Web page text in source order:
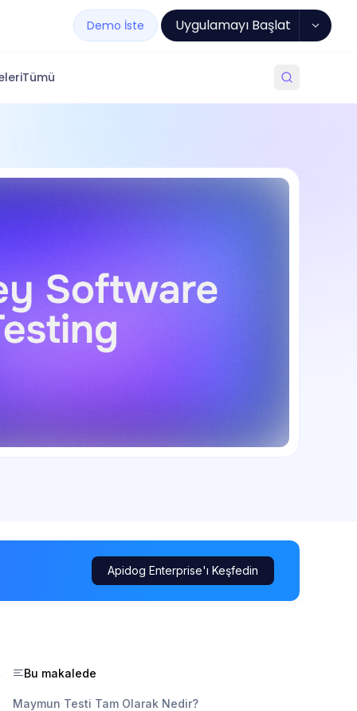
Demo İste Uygulamayı Başlat
Tümü
Apidog Enterprise'ı Keşfedin
Bu makalede
Maymun Testi Tam Olarak Nedir?